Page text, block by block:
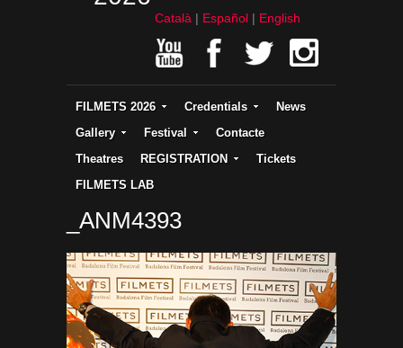
Català Español English
FILMETS 2026 Credentials
News
Gallery
Festival
Contacte
Theatres
REGISTRATION
Tickets
FILMETS LAB
_ANM4393